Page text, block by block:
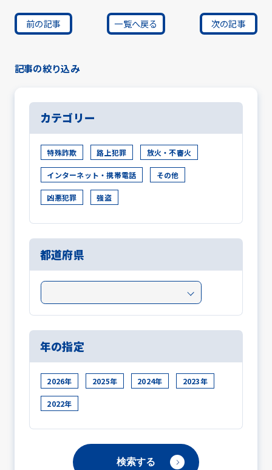
前の記事 一覧へ戻る 次の記事
記事の絞り込み
カテゴリー
特殊詐欺 路上犯罪 放火・不審火
インターネット・携帯電話 その他
凶悪犯罪 強盗
都道府県
年の指定
2026年 2025年 2024年 2023年
2022年